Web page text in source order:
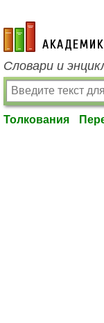
academic.ru
Словари и
Толкования